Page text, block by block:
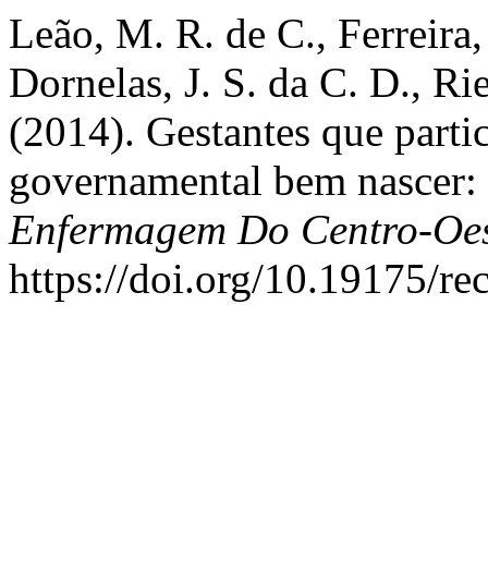
Leão, M. R. de C.,
Dornelas, J. S. da C. D.,
(2014). Gestantes que
governamental bem
Enfermagem Do Centro-
https://doi.org/10.19175/